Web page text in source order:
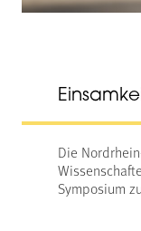
Die
Symposium